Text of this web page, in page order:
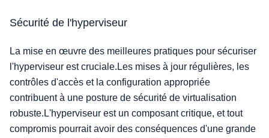
Sécurité de l'hyperviseur
La mise en œuvre des meilleures pratiques pour sécuriser
l'hyperviseur est cruciale.Les mises à jour régulières, les
contrôles d'accès et la configuration appropriée
contribuent à une posture de sécurité de virtualisation
robuste.L'hyperviseur est un composant critique, et tout
compromis pourrait avoir des conséquences d'une grande